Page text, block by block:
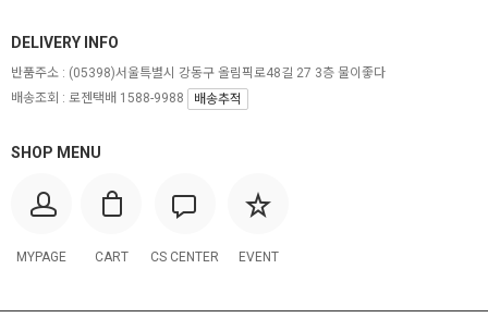
SHOP MENU
MYPAGE CART CS CENTER EVENT
DELIVERY INFO
반품주소 : (05398)서울특별시 강동구 올림픽로48길 27 3층 물이좋다
배송조회 : 로젠택배 1588-9988
배송추적